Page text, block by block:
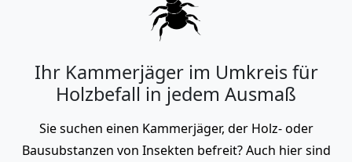
Ihr Kammerjäger im Umkreis für
Holzbefall in jedem Ausmaß
Sie suchen einen Kammerjäger, der Holz- oder
Bausubstanzen von Insekten befreit? Auch hier sind